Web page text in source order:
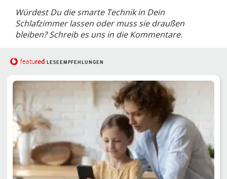
Würdest Du die smarte Technik in Dein
Schlafzimmer lassen oder muss sie draußen
bleiben? Schreib es uns in die Kommentare.
featured LESEEMPFEHLUNGEN